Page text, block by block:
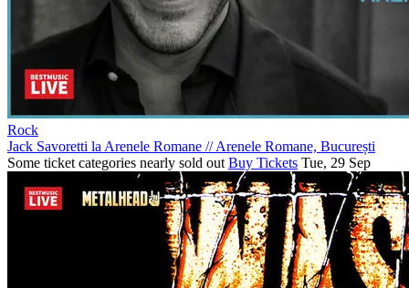
Rock
Jack Savoretti la Arenele Romane //Arenele Romane, București
Some ticket categories nearly sold out Buy Tickets Tue, 29 Sep